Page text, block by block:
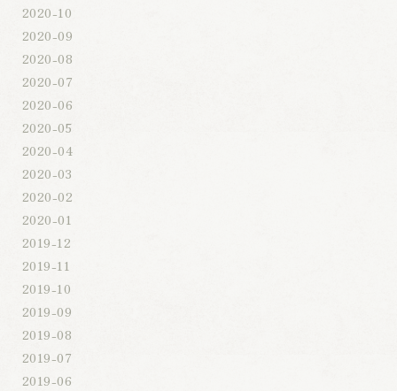
2020-10
2020-09
2020-08
2020-07
2020-06
2020-05
2020-04
2020-03
2020-02
2020-01
2019-12
2019-11
2019-10
2019-09
2019-08
2019-07
2019-06